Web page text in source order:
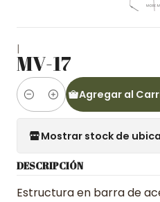
|
MV-17
Cantidad
Agregar al
Mostrar stock de
DESCRIPCIÓN
Estructura en barra de